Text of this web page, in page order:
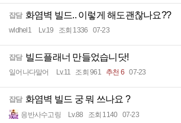
잡담 화염벽 빌드.. 이렇게 해도괜찮나요??
wldhel1 Lv.19 조회 1336 07-23
잡담 빌드플래너 만들었습니닷!
일어나다말어 Lv.11 조회 961 추천 6 07-23
잡담 화염벽 빌드 궁 뭐 쓰나요 ?
응반사수고링 Lv.88 조회 1140 07-23